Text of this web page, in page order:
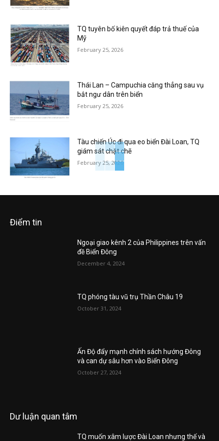
TQ tuyên bố kiên quyết đáp trả thuế của
Mỹ
February 25, 2026
Thái Lan – Campuchia căng thẳng sau vụ
bắt ngư dân trên biển
February 25, 2026
Tàu chiến Úc đi qua eo biển Đài Loan, TQ
giám sát chặt chẽ
February 25, 2026
Điểm tin
Ngoại giao kênh 2 của Philippines trên vấn
đề Biển Đông
December 4, 2024
TQ phóng tàu vũ trụ Thần Châu 19
October 31, 2024
Ấn Độ đẩy mạnh chính sách hướng Đông
và can dự sâu hơn vào Biển Đông
October 27, 2024
Dư luận quan tâm
TQ muốn xâm lược Đài Loan nhưng thế và